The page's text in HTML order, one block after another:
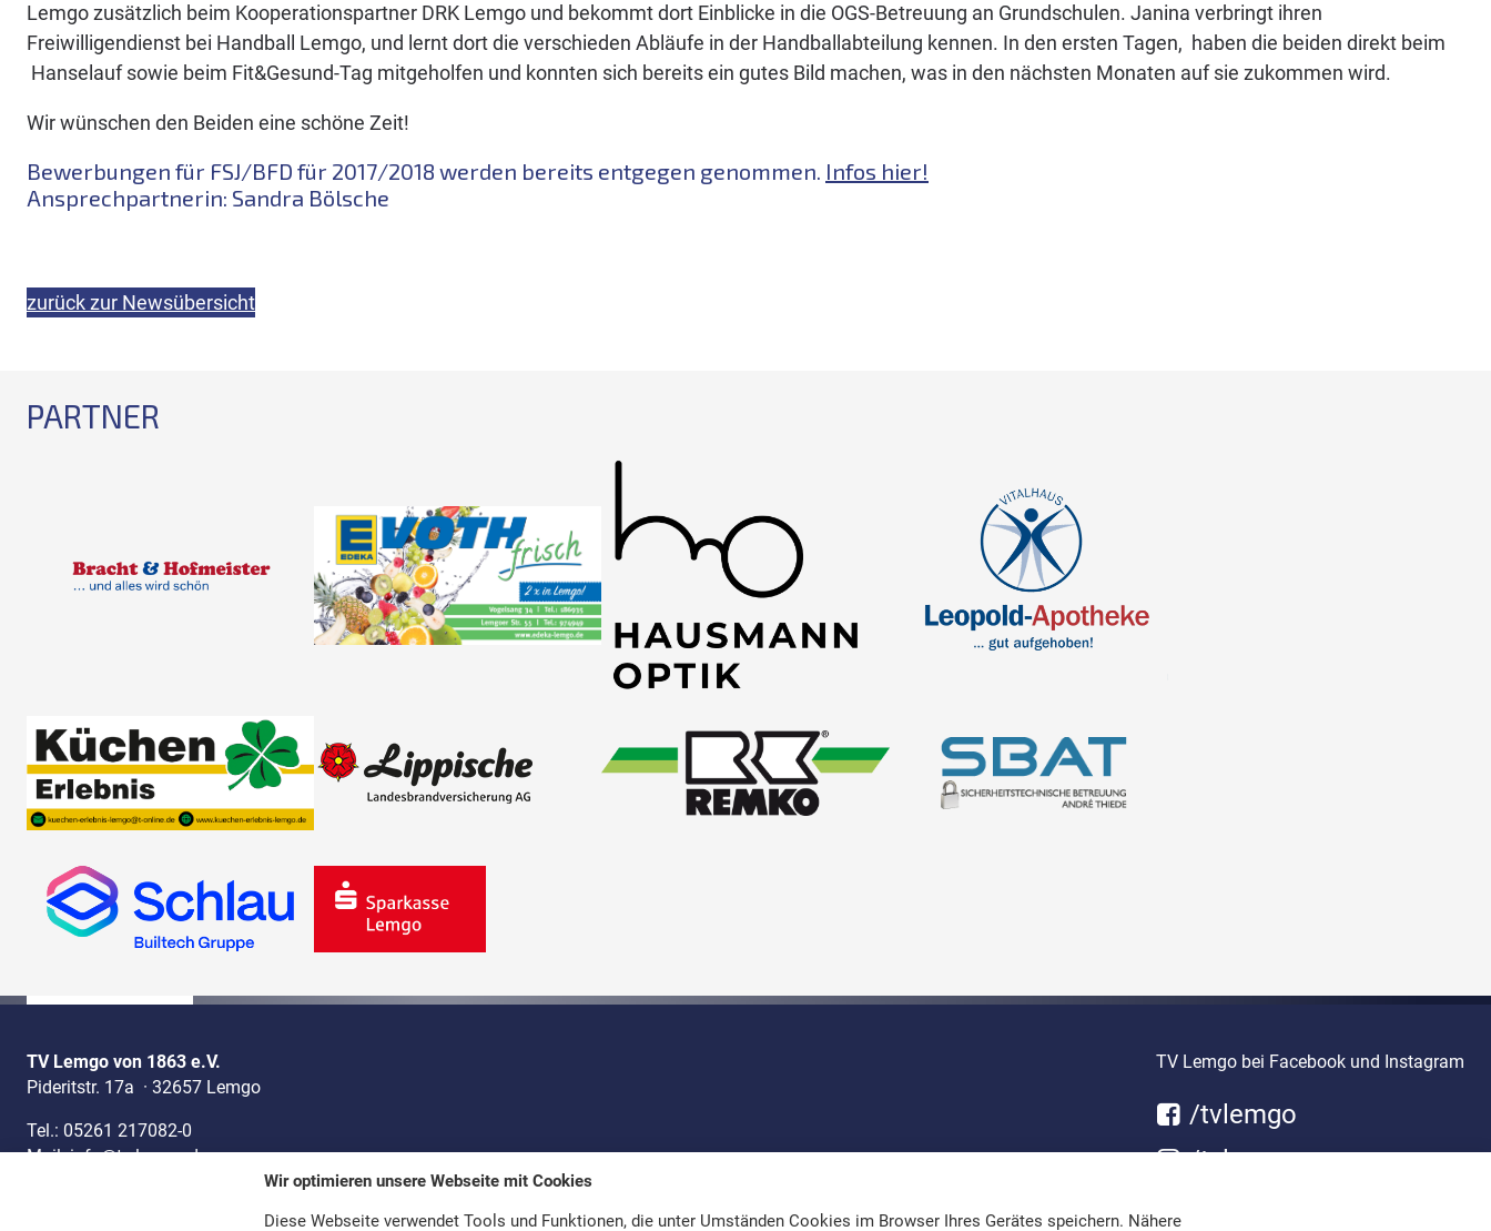
Lemgo zusätzlich beim Kooperationspartner DRK Lemgo und bekommt dort Einblicke in die OGS-Betreuung an Grundschulen. Janina verbringt ihren
Freiwilligendienst bei Handball Lemgo, und lernt dort die verschieden Abläufe in der Handballabteilung kennen. In den ersten Tagen, haben die beiden direkt beim
Hanselauf sowie beim Fit&Gesund-Tag mitgeholfen und konnten sich bereits ein gutes Bild machen, was in den nächsten Monaten auf sie zukommen wird.
Wir wünschen den Beiden eine schöne Zeit!
Bewerbungen für FSJ/BFD für 2017/2018 werden bereits entgegen genommen. Infos hier!
Ansprechpartnerin: Sandra Bölsche
zurück zur Newsübersicht
PARTNER
TV Lemgo von 1863 e.V.
Pideritstr. 17a · 32657 Lemgo
Tel.: 05261 217082-0
Mail:info@tv-lemgo.de
TV Lemgo bei Facebook und Instagram
/tvlemgo
/tvlemgo
Wir optimieren unsere Webseite mit Cookies
Diese Webseite verwendet Tools und Funktionen, die unter Umständen Cookies im Browser Ihres Gerätes speichern. Nähere